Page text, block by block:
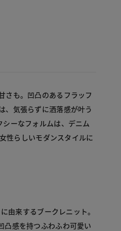
さも。凹凸のあるフラッフ
、気張らずに洒落感が叶う
ーなフォルムは、デニム
性らしいモダンスタイルに
由来するブークレニット。
凸感を持つふわふわ可愛い